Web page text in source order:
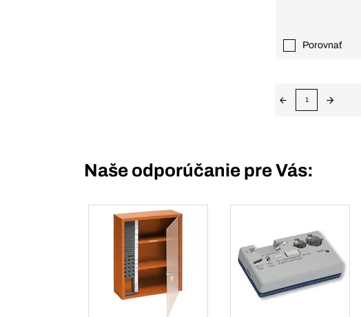
Porovnať
1
Naše odporúčanie pre Vás: